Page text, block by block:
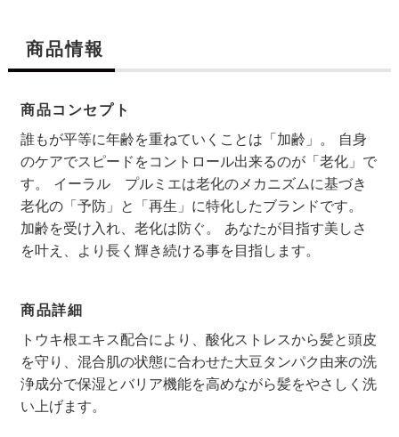
商品情報
商品コンセプト
誰もが平等に年齢を重ねていくことは「加齢」。 自身
のケアでスピードをコントロール出来るのが「老化」で
す。 イーラル プルミエは老化のメカニズムに基づき
老化の「予防」と「再生」に特化したブランドです。
加齢を受け入れ、老化は防ぐ。 あなたが目指す美しさ
を叶え、より長く輝き続ける事を目指します。
商品詳細
トウキ根エキス配合により、酸化ストレスから髪と頭皮
を守り、混合肌の状態に合わせた大豆タンパク由来の洗
浄成分で保湿とバリア機能を高めながら髪をやさしく洗
い上げます。